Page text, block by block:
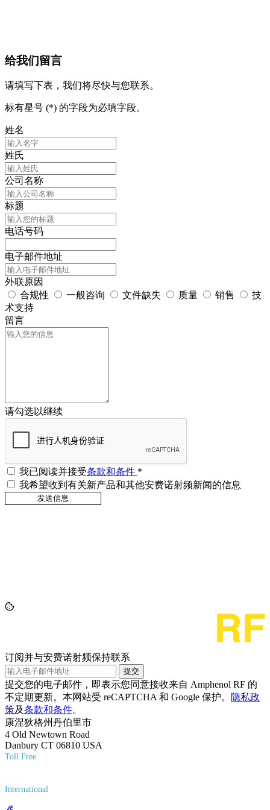
给我们留言
请填写下表，我们将尽快与您联系。
标有星号 (*) 的字段为必填字段。
姓名
姓氏
公司名称
标题
电话号码
电子邮件地址
外联原因
合规性
一般咨询 文件缺失 质量 销售
技
术支持
留言
请勾选以继续
我已阅读并接受条款和条件 *
我希望收到有关新产品和其他安费诺射频新闻的信息
订阅并与安费诺射频保持联系
提交
提交您的电子邮件，即表示您同意接收来自 Amphenol RF 的
不定期更新。本网站受 reCAPTCHA 和 Google 保护。
隐私政
策及条款和条件。
康涅狄格州丹伯里市
4 Old Newtown Road
Danbury CT 06810 USA
Toll Free
International